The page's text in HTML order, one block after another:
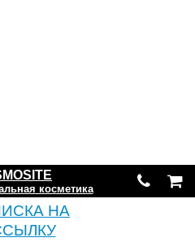
косметика
НА